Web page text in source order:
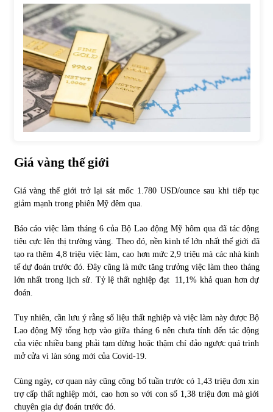
Bất ổn từ các cuộc đấu giá đất ở Thanh Hoá
31/05/2022
Tiền gửi vào ngân hàng tiếp tục tăng mạnh
31/05/2022
S&P Ratings cập nhật xếp hạng tín nhiệm của
Chứng khoán ngày 30/5/2022: Top 10 cổ phiếu nổi bật
31/05/2022
Phân tích giá tiền điện tử sau ngày thị trường lập kỷ lục
vốn hóa
09/11/2021
Top 10 xe bán chạy nhất tháng 9/2021
Giá vàng thế giới
Giá vàng thế giới trở lại sát mốc 1.780 USD/ounce sau khi tiếp tục
giảm mạnh trong phiên Mỹ đêm qua.
Báo cáo việc làm tháng 6 của Bộ Lao động Mỹ hôm qua đã tác động
tiêu cực lên thị trường vàng. Theo đó, nền kinh tế lớn nhất thế giới đã
tạo ra thêm 4,8 triệu việc làm, cao hơn mức 2,9 triệu mà các nhà kinh
tế dự đoán trước đó. Đây cũng là mức tăng trưởng việc làm theo tháng
lớn nhất trong lịch sử. Tỷ lệ thất nghiệp đạt 11,1% khả quan hơn dự
đoán.
Tuy nhiên, cần lưu ý rằng số liệu thất nghiệp và việc làm này được Bộ
Lao động Mỹ tổng hợp vào giữa tháng 6 nên chưa tính đến tác động
của việc nhiều bang phải tạm dừng hoặc thậm chí đảo ngược quá trình
mở cửa vì làn sóng mới của Covid-19.
Cùng ngày, cơ quan này cũng công bố tuần trước có 1,43 triệu đơn xin
trợ cấp thất nghiệp mới, cao hơn so với con số 1,38 triệu đơn mà giới
chuyên gia dự đoán trước đó.